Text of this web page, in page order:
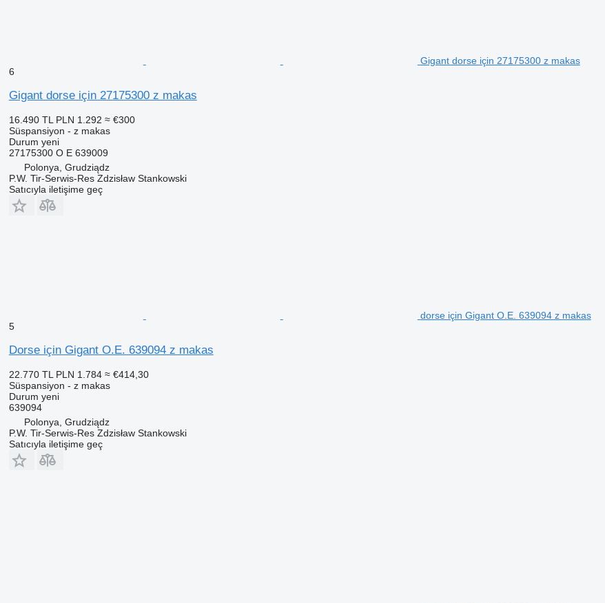
Gigant dorse için 27175300 z makas
6
Gigant dorse için 27175300 z makas
16.490 TL PLN 1.292 ≈ €300
Süspansiyon - z makas
Durum yeni
27175300 O E 639009
Polonya, Grudziądz
P.W. Tir-Serwis-Res Zdzisław Stankowski
Satıcıyla iletişime geç
dorse için Gigant O.E. 639094 z makas
5
Dorse için Gigant O.E. 639094 z makas
22.770 TL PLN 1.784 ≈ €414,30
Süspansiyon - z makas
Durum yeni
639094
Polonya, Grudziądz
P.W. Tir-Serwis-Res Zdzisław Stankowski
Satıcıyla iletişime geç